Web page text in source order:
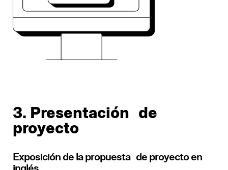
3. Presentación de
proyecto
Exposición de la propuesta de proyecto en